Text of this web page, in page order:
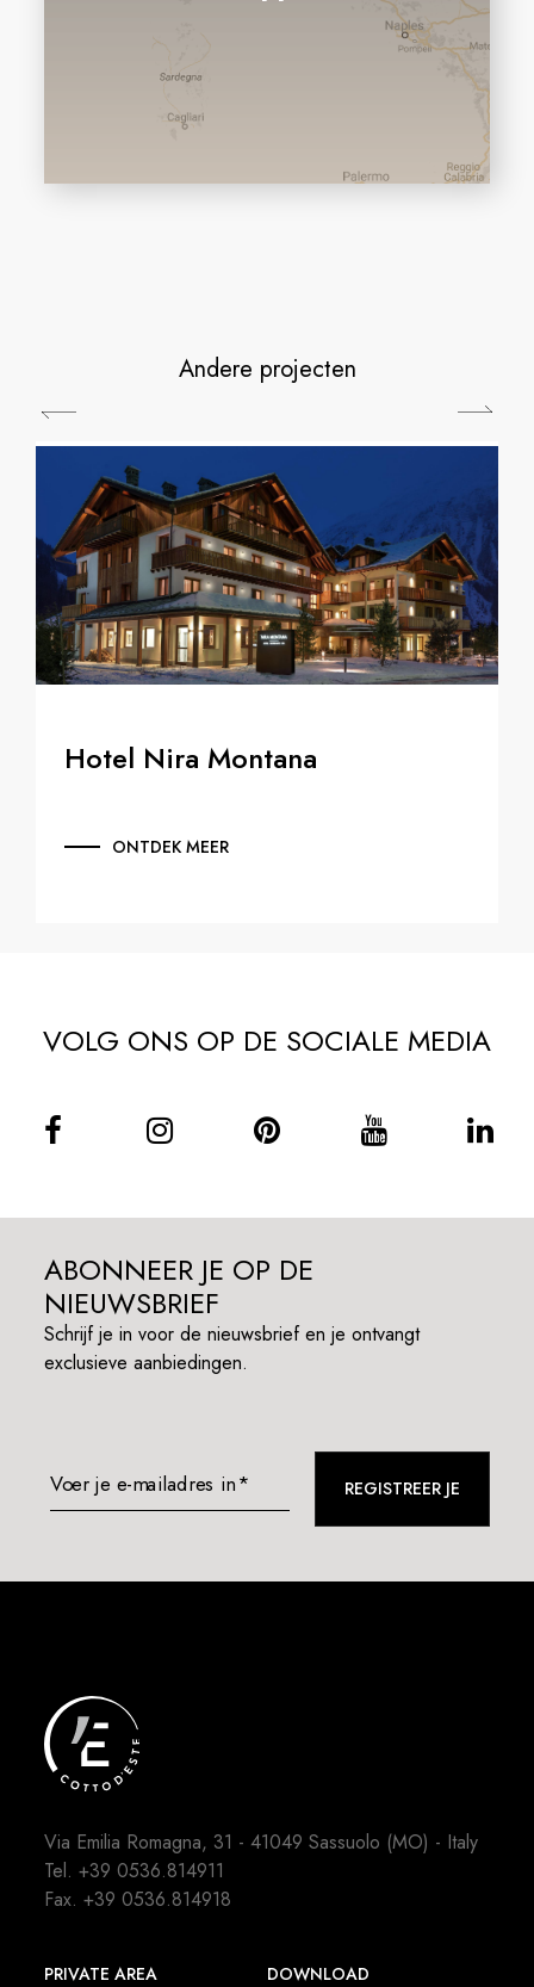
Andere projecten
Hotel Nira Montana
ONTDEK MEER
VOLG ONS OP DE SOCIALE MEDIA
ABONNEER JE OP DE
NIEUWSBRIEF
Schrijf je in voor de nieuwsbrief en je ontvangt
exclusieve aanbiedingen.
Voer je e-mailadres in* REGISTREER JE
Via Emilia Romagna, 31 - 41049 Sassuolo (MO) - Italy
Tel.+39 0536.814911
Fax. +39 0536.814918
PRIVATE AREA DOWNLOAD